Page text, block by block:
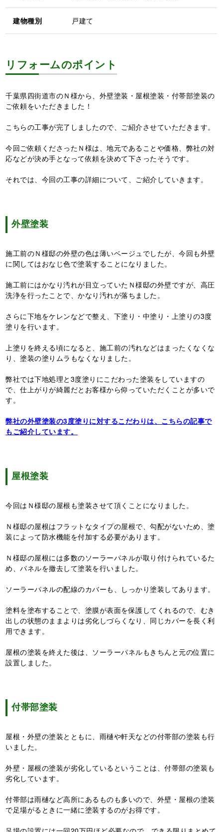
建物種別 戸建て
リフォームのポイント
千葉県四街道市のＮ様から、外壁塗装・屋根塗装・付帯部塗装の
ご依頼をいただきました！
こちらの工事が完了しましたので、ご紹介させていただきます。
今回ご依頼くださったＮ様は、地元であることや価格、弊社の対
応などが決め手となって依頼を決めて下さったそうです。
それでは、今回の工事の詳細について、ご紹介していきます。
外壁塗装
施工前のＮ様邸の外壁の色は薄いベージュでしたが、今回も外壁
に関してはおなじ色で塗装することになりました。
施工前にはかなり汚れが目立っていたＮ様邸の外壁ですが、高圧
洗浄を行ったことで、かなり汚れが落ちました。
さらに下地をケレンなどで整え、下塗り・中塗り・上塗りの3度
塗りを行います。
上塗りを終える頃になると、施工前の汚れなどはまったくなくな
り、塗装の塗りムラもなくなりました。
弊社では下地処理と3度塗りにこだわった塗装をしていますの
で、仕上がりが綺麗だとお客様から仰っていただくことが多いで
す。
弊社の外壁塗装の3度塗りに対するこだわりは、こちらの記事で
もご紹介しています。
屋根塗装
今回はＮ様邸の屋根も塗装させて頂くことになりました。
Ｎ様邸の屋根はフラットなタイプの屋根で、勾配がないため、塗
装によって防水機能を付加する必要があります。
Ｎ様邸の屋根には多数のソーラーパネルが取り付けられているた
め、パネルを撤去して塗装を行いました。
ソーラーパネルの配線のカバーも、しっかり塗装してあります。
塗料を塗布することで、塗膜が表面を保護してくれるので、むき
出しの状態のままよりは劣化しづらくなり、同じカバーを長く利
用できます。
屋根の塗装を終えた後は、ソーラーパネルもきちんと元の位置に
設置しました。
付帯部塗装
屋根・外壁の塗装とともに、雨樋や軒天などの付帯部の塗装も行
いました。
外壁・屋根の塗装が劣化しているということは、付帯部の塗装も
劣化しています。
付帯部は雨樋など高所にあるものも多いので、外壁・屋根の塗装
で足場がるときに一緒に塗装するのがお得です。